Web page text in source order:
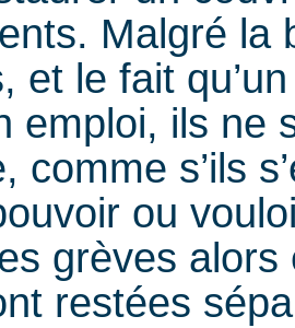
Malgré la
et le fait
emploi, ils ne
comme s’ils
ou
grèves
restées